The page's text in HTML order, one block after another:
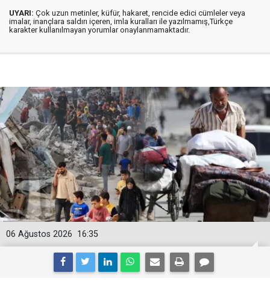
UYARI: Çok uzun metinler, küfür, hakaret, rencide edici cümleler veya
imalar, inançlara saldırı içeren, imla kuralları ile yazılmamış,Türkçe
karakter kullanılmayan yorumlar onaylanmamaktadır.
16:35
06 Ağustos 2026